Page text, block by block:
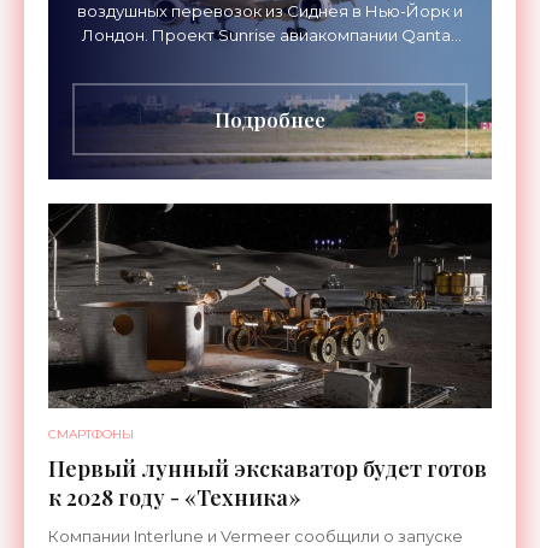
воздушных перевозок из Сиднея в Нью-Йорк и
Лондон. Проект Sunrise авиакомпании Qantas
длительностью до 24
Подробнее
СМАРТФОНЫ
Первый лунный экскаватор будет готов
к 2028 году - «Техника»
Компании Interlune и Vermeer сообщили о запуске